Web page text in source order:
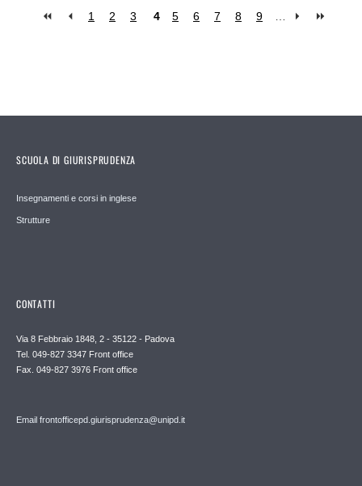
1 2 3 4 5 6 7 8 9 …
SCUOLA DI GIURISPRUDENZA
Insegnamenti e corsi in inglese
Strutture
CONTATTI
Via 8 Febbraio 1848, 2 - 35122 - Padova
Tel. 049-827 3347 Front office
Fax. 049-827 3976 Front office
Email frontofficepd.giurisprudenza@unipd.it